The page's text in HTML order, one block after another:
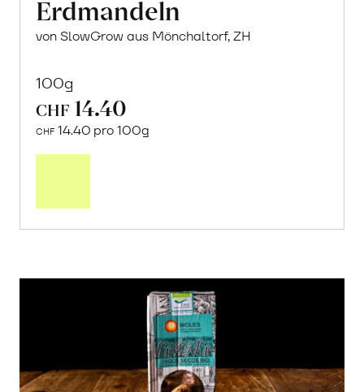
Erdmandeln
von SlowGrow aus Mönchaltorf, ZH
100g
CHF 14.40
CHF 14.40 pro 100g